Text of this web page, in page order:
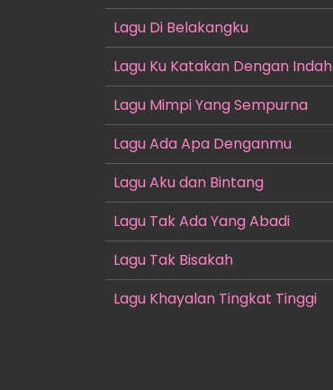
Lagu Di Belakangku
Lagu Ku Katakan Dengan Indah
Lagu Mimpi Yang Sempurna
Lagu Ada Apa Denganmu
Lagu Aku dan Bintang
Lagu Tak Ada Yang Abadi
Lagu Tak Bisakah
Lagu Khayalan Tingkat Tinggi